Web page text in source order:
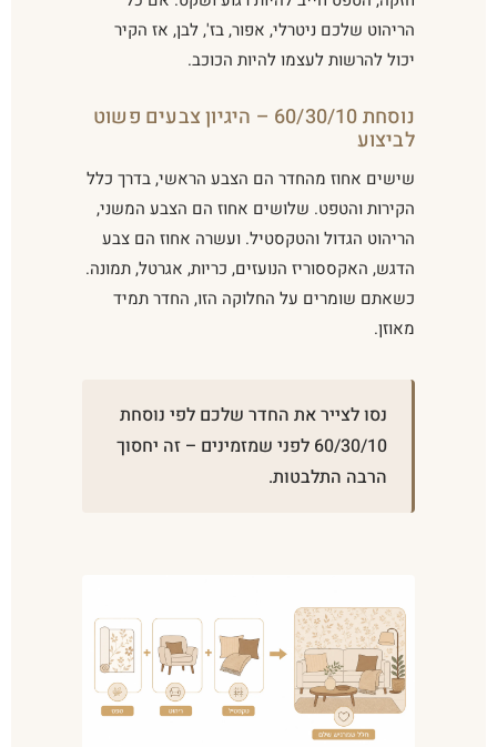
הריהוט שלכם ניטרלי, אפור, בז', לבן, אז הקיר
יכול להרשות לעצמו להיות הכוכב.
נוסחת 60/30/10 – היגיון צבעים פשוט
לביצוע
שישים אחוז מהחדר הם הצבע הראשי, בדרך כלל
הקירות והטפט. שלושים אחוז הם הצבע המשני,
הריהוט הגדול והטקסטיל. ועשרה אחוז הם צבע
הדגש, האקססוריז הנועזים, כריות, אגרטל, תמונה.
כשאתם שומרים על החלוקה הזו, החדר תמיד
מאוזן.
נסו לצייר את החדר שלכם לפי נוסחת
60/30/10 לפני שמזמינים – זה יחסוך
הרבה התלבטות.